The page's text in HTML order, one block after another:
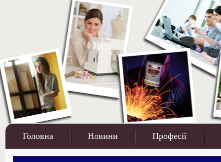
Головна Новини Професії